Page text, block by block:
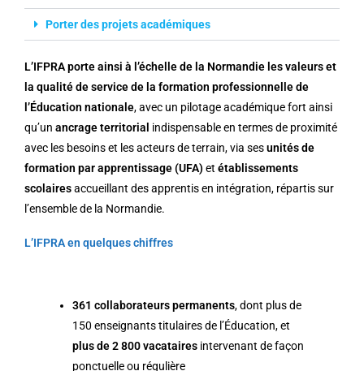
Porter des projets académiques
L’IFPRA porte ainsi à l’échelle de la Normandie les valeurs et
la qualité de service de la formation professionnelle de
l’Éducation nationale, avec un pilotage académique fort ainsi
qu’un ancrage territorial indispensable en termes de proximité
avec les besoins et les acteurs de terrain, via sesunités de
formation par apprentissage (UFA) et établissements
scolairesaccueillant des apprentis en intégration, répartis sur
l’ensemble de la Normandie.
L’IFPRA en quelques chiffres
361 collaborateurs permanents, dont plus de
150 enseignants titulaires de l’Éducation, et
plus de 2 800 vacatairesintervenant de façon
ponctuelle ou régulière